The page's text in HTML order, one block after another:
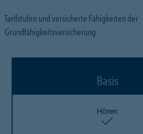
Tarifstufen und versicherte Fähigkeiten der
Grundfähigkeitsversicherung
Basis
Hören